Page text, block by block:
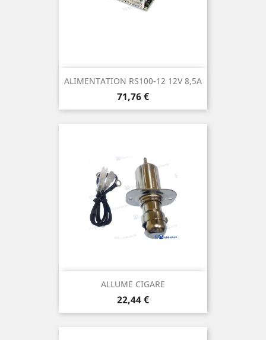
ALIMENTATION RS100-12 12V 8,5A
Prix
71,76 €
ALLUME CIGARE
Prix
22,44 €